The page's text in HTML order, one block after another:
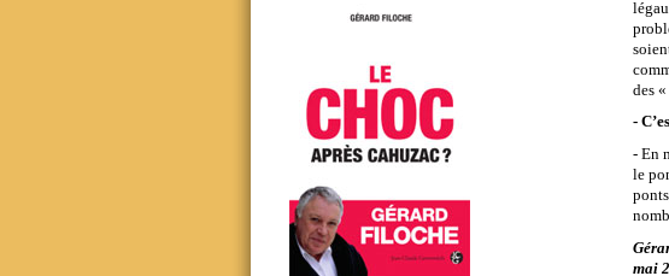
des
-
- En
le
mai